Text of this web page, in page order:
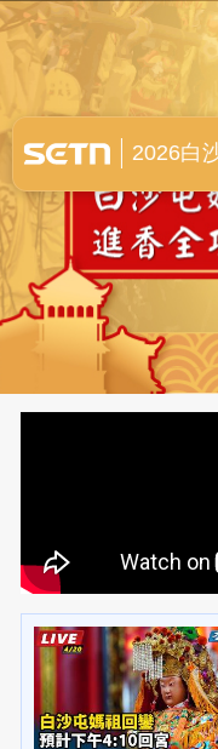
白沙屯媽祖
2026白